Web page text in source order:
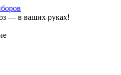
— в ваших руках!